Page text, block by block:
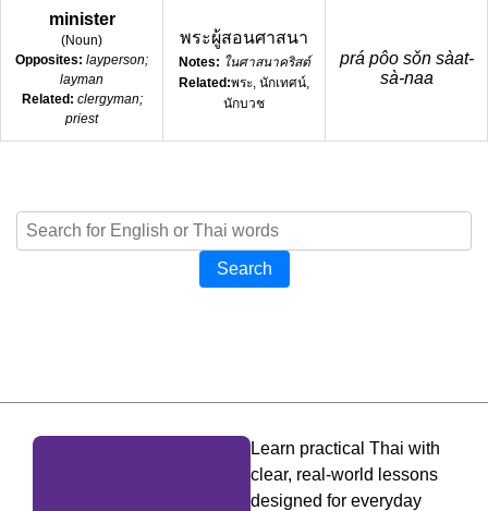
minister
(Noun)
Opposites: layperson;
layman
Related: clergyman;
priest
พระผู้สอนศาสนา
Notes: ในศาสนาคริสต์
Related:พระ, นักเทศน์,
นักบวช
prá pôo sǒn sàat-
sà-naa
Search
Learn practical Thai with
clear, real-world lessons
designed for everyday